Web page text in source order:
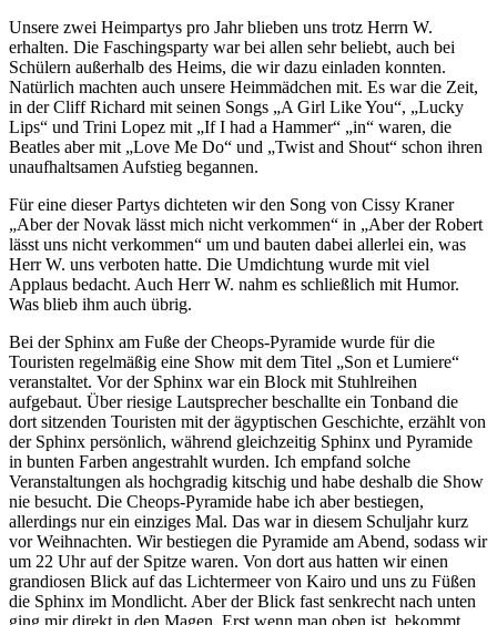
Unsere zwei Heimpartys pro Jahr blieben uns trotz Herrn W.
erhalten. Die Faschingsparty war bei allen sehr beliebt, auch bei
Schülern außerhalb des Heims, die wir dazu einladen konnten.
Natürlich machten auch unsere Heimmädchen mit. Es war die Zeit,
in der Cliff Richard mit seinen Songs
A Girl Like You ,
Lucky
Lips
und Trini Lopez mit If I had a Hammer in
waren, die
Beatles aber mit
Love Me Do und Twist and Shout
schon ihren
unaufhaltsamen Aufstieg begannen.
Für eine dieser Partys dichteten wir den Song von Cissy Kraner
Aber der Novak lässt mich nicht verkommen
in
Aber der Robert
lässt uns nicht verkommen
um und bauten dabei allerlei ein, was
Herr W. uns verboten hatte. Die Umdichtung wurde mit viel
Applaus bedacht. Auch Herr W. nahm es schließlich mit Humor.
Was blieb ihm auch übrig.
Bei der Sphinx am Fuße der Cheops-Pyramide wurde für die
Touristen regelmäßig eine Show mit dem Titel
Son et Lumiere
veranstaltet. Vor der Sphinx war ein Block mit Stuhlreihen
aufgebaut. Über riesige Lautsprecher beschallte ein Tonband die
dort sitzenden Touristen mit der ägyptischen Geschichte, erzählt von
der Sphinx persönlich, während gleichzeitig Sphinx und Pyramide
in bunten Farben angestrahlt wurden. Ich empfand solche
Veranstaltungen als hochgradig kitschig und habe deshalb die Show
nie besucht. Die Cheops-Pyramide habe ich aber bestiegen,
allerdings nur ein einziges Mal. Das war in diesem Schuljahr kurz
vor Weihnachten. Wir bestiegen die Pyramide am Abend, sodass wir
um 22 Uhr auf der Spitze waren. Von dort aus hatten wir einen
grandiosen Blick auf das Lichtermeer von Kairo und uns zu Füßen
die Sphinx im Mondlicht. Aber der Blick fast senkrecht nach unten
ging mir direkt in den Magen. Erst wenn man oben ist, bekommt